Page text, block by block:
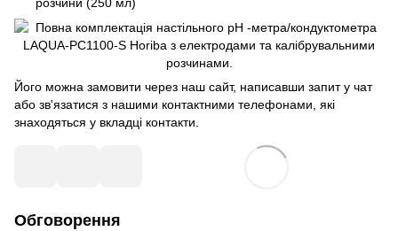
Його можна замовити через наш сайт, написавши запит у чат
або зв'язатися з нашими контактними телефонами, які
знаходяться у вкладці контакти.
Обговорення